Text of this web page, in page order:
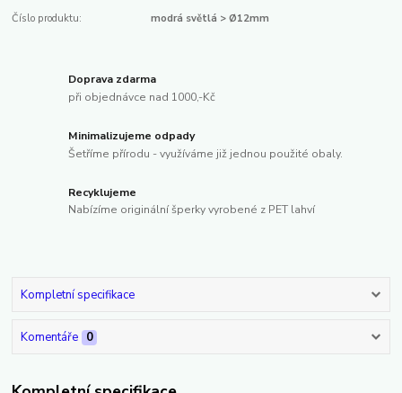
Číslo produktu: modrá světlá > Ø12mm
Doprava zdarma
při objednávce nad 1000,-Kč
Minimalizujeme odpady
Šetříme přírodu - využíváme již jednou použité obaly.
Recyklujeme
Nabízíme originální šperky vyrobené z PET lahví
Kompletní specifikace
Komentáře 0